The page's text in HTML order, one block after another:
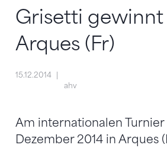
Grisetti gewinnt
Arques (Fr)
15.12.2014
ahv
Am internationalen Turnier
Dezember 2014 in Arques